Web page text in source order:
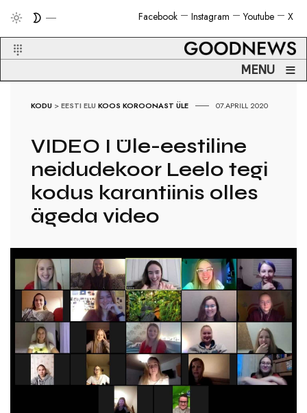
X
Youtube
Instagram
Facebook
MENU ≡
KODU >EESTI ELU KOOS KOROONAST ÜLE 07.APRILL 2020
VIDEO I Üle-eestiline
neidudekoor Leelo tegi
kodus karantiinis olles
ägeda video